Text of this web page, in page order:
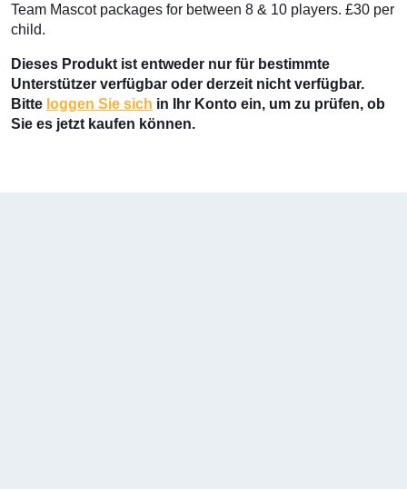
Team Mascot packages for between 8 & 10 players. £30 per
child.
Dieses Produkt ist entweder nur für bestimmte
Unterstützer verfügbar oder derzeit nicht verfügbar.
Bitte loggen Sie sich in Ihr Konto ein, um zu prüfen, ob
Sie es jetzt kaufen können.